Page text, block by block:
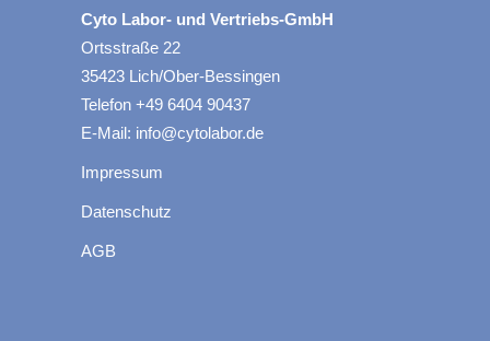
Cyto Labor- und Vertriebs-GmbH
Ortsstraße 22
35423 Lich/Ober-Bessingen
Telefon +49 6404 90437
E-Mail: info@cytolabor.de
Impressum
Datenschutz
AGB